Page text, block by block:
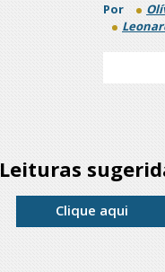
Por
Leituras
Clique aqui